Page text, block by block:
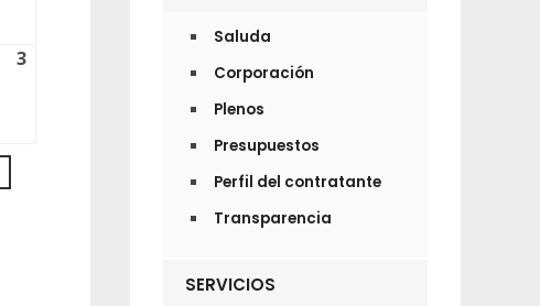
3
Saluda
Corporación
Plenos
Presupuestos
Perfil del contratante
Transparencia
SERVICIOS